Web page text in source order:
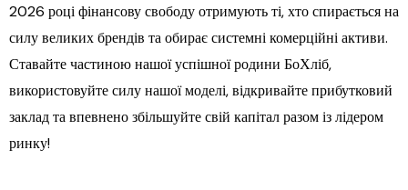
2026 році фінансову свободу отримують ті, хто спирається на
силу великих брендів та обирає системні комерційні активи.
Ставайте частиною нашої успішної родини БоХліб,
використовуйте силу нашої моделі, відкривайте прибутковий
заклад та впевнено збільшуйте свій капітал разом із лідером
ринку!